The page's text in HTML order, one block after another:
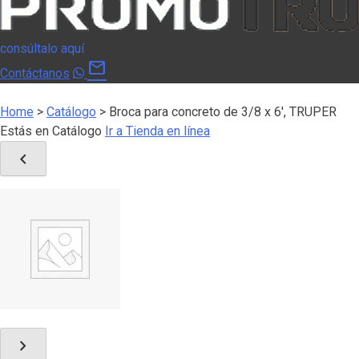
consúltalo aquí
Contáctanos
mail
Home > Catálogo > Broca para concreto de 3/8 x 6′, TRUPER
Estás en Catálogo Ir a Tienda en línea
chevron_left
chevron_right